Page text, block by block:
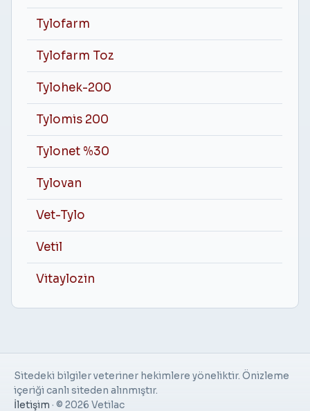
Tylofarm
Tylofarm Toz
Tylohek-200
Tylomis 200
Tylonet %30
Tylovan
Vet-Tylo
Vetil
Vitaylozin
Sitedeki bilgiler veteriner hekimlere yöneliktir. Önizleme
içeriği canlı siteden alınmıştır.
İletişim · © 2026 Vetilac